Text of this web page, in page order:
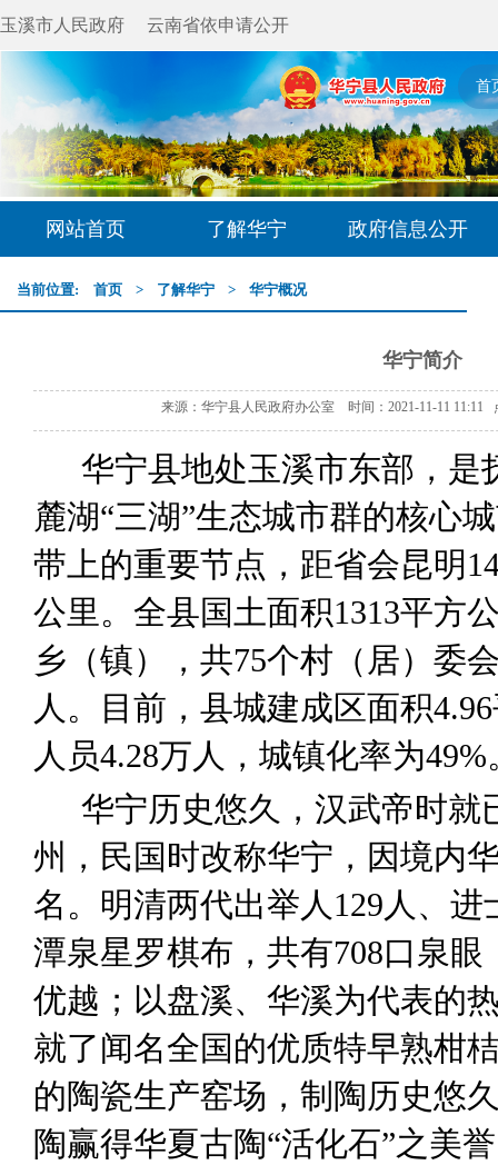
玉溪市人民政府 云南省依申请公开
首
网站首页 了解华宁 政府信息公开
当前位置: 首页 > 了解华宁 > 华宁概况
华宁简介
来源：华宁县人民政府办公室 时间：2021-11-11 11:11
华宁县地处玉溪市东部，是
麓湖“三湖”生态城市群的核心
带上的重要节点 ， 距省会昆明
公里。全县国土面积1313平方
乡 （镇） ， 共75个村（居）委
人。
目前， 县城建成区面积4.96
人员4.28万人， 城镇化率为49%
华宁历史悠久，汉武帝时就
州，民国时改称华宁，因境内
名。明清两代出举人 129人 、进
潭泉星罗棋布，共有708口 泉眼
优越；以盘溪、华溪为代表的
就了闻名全国的优质特早熟柑
的陶瓷生产窑场，制陶历史悠
陶赢得华夏古陶“活化石”之美